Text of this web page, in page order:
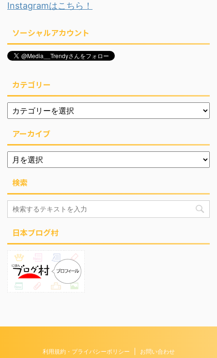
Instagramはこちら！
ソーシャルアカウント
カテゴリー
アーカイブ
検索
日本ブログ村
利用規約・プライバシーポリシー お問い合わせ